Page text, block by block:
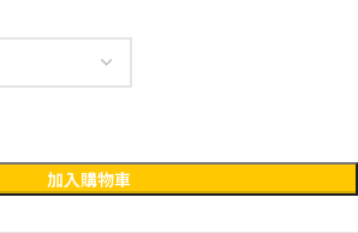
加入購物車